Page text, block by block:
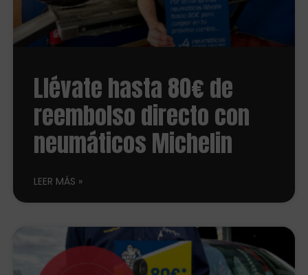
Llévate hasta 80€ de
reembolso directo con
neumáticos Michelin
LEER MÁS